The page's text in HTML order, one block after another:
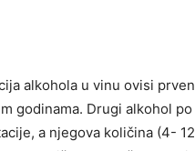
alkohola u vinu ovisi
godinama. Drugi alkohol
a njegova količina (4-